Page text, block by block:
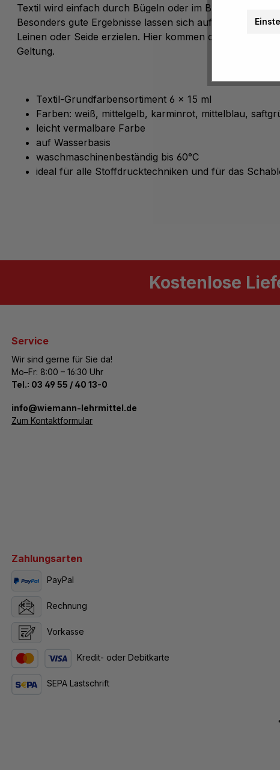
Textil wird einfach durch Bügeln oder im Backofen
Besonders gute Ergebnisse lassen sich auf hellen
Leinen oder Seide erzielen. Hier kommen die Farben
Geltung.
Textil-Grundfarbensortiment 6 x 15 ml
Farben: weiß, mittelgelb, karminrot, mittelblau,
leicht vermalbare Farbe
auf Wasserbasis
waschmaschinenbeständig bis 60°C
ideal für alle Stoffdrucktechniken und für das
Kostenlose
Service
Wir sind gerne für Sie da!
Mo–Fr: 8:00 – 16:30 Uhr
Tel.: 03 49 55 / 40 13-0
­info@wiemann-lehrmittel.de
Zum Kontaktformular
Zahlungsarten
PayPal
Rechnung
Vorkasse
Kredit- oder Debitkarte
SEPA Lastschrift